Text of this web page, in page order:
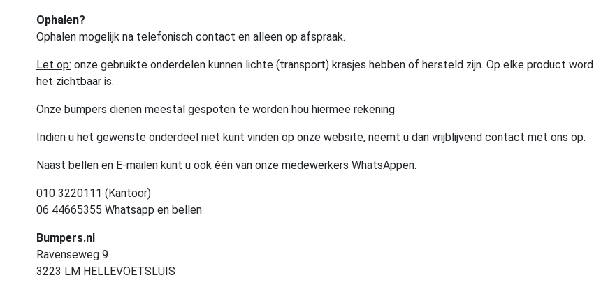
Ophalen?
Ophalen mogelijk na telefonisch contact en alleen op afspraak.
Let op: onze gebruikte onderdelen kunnen lichte (transport) krasjes hebben of hersteld zijn. Op elke product
het zichtbaar is.
Onze bumpers dienen meestal gespoten te worden hou hiermee rekening
Indien u het gewenste onderdeel niet kunt vinden op onze website, neemt u dan vrijblijvend contact met ons op.
Naast bellen en E-mailen kunt u ook één van onze medewerkers WhatsAppen.
010 3220111 (Kantoor)
06 44665355 Whatsapp en bellen
Bumpers.nl
Ravenseweg 9
3223 LM HELLEVOETSLUIS